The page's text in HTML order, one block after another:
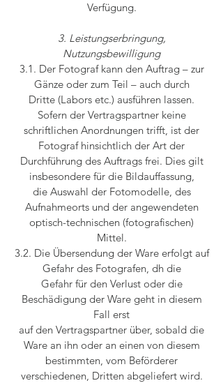
Verfügung.
3. Leistungserbringung,
Nutzungsbewilligung
3.1. Der Fotograf kann den Auftrag – zur
Gänze oder zum Teil – auch durch
Dritte (Labors etc.) ausführen lassen.
Sofern der Vertragspartner keine
schriftlichen Anordnungen trifft, ist der
Fotograf hinsichtlich der Art der
Durchführung des Auftrags frei. Dies gilt
insbesondere für die Bildauffassung,
die Auswahl der Fotomodelle, des
Aufnahmeorts und der angewendeten
optisch-technischen (fotografischen)
Mittel.
3.2. Die Übersendung der Ware erfolgt auf
Gefahr des Fotografen, dh die
Gefahr für den Verlust oder die
Beschädigung der Ware geht in diesem
Fall erst
auf den Vertragspartner über, sobald die
Ware an ihn oder an einen von diesem
bestimmten, vom Beförderer
verschiedenen, Dritten abgeliefert wird.